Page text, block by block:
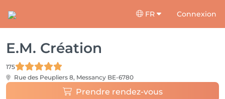
FR Connexion
E.M. Création
175
Rue des Peupliers 8, Messancy BE-6780
Prendre rendez-vous